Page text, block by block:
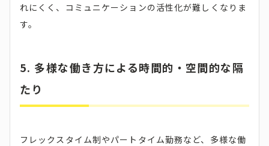
れにくく、コミュニケーションの活性化が難しくなりま
す。​
5. 多様な働き方による時間的・空間的な隔
たり
フレックスタイム制やパートタイム勤務など、多様な働